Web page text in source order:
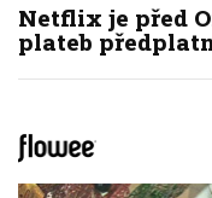
Netflix je před
plateb